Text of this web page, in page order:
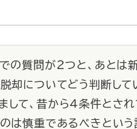
の質問が２つと、あとは
却についてどう判断し
て、昔から４条件とさ
は慎重であるべきとい